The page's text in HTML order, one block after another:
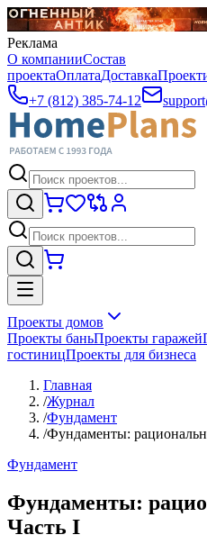
Реклама
О компанииСостав
проектаОплатаДоставка
+7 (812) 385-74-12
Проекты домов
Проекты баньПроекты гаражей
гостиницПроекты для бизнеса
Главная
/Журнал
/Фундамент
/Фундаменты:
Фундамент
Фундаменты:
Часть I